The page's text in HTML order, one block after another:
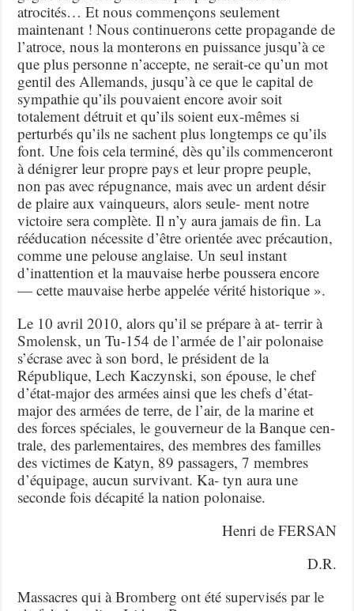
atrocités… Et nous commençons seulement
maintenant ! Nous continuerons cette propagande de
l’atroce, nous la monterons en puissance jusqu’à ce
que plus personne n’accepte, ne serait-ce qu’un mot
gentil des Allemands, jusqu’à ce que le capital de
sympathie qu’ils pouvaient encore avoir soit
totalement détruit et qu’ils soient eux-mêmes si
perturbés qu’ils ne sachent plus longtemps ce qu’ils
font. Une fois cela terminé, dès qu’ils commenceront
à dénigrer leur propre pays et leur propre peuple,
non pas avec répugnance, mais avec un ardent désir
de plaire aux vainqueurs, alors seule- ment notre
victoire sera complète. Il n’y aura jamais de fin. La
rééducation nécessite d’être orientée avec précaution,
comme une pelouse anglaise. Un seul instant
d’inattention et la mauvaise herbe poussera encore
— cette mauvaise herbe appelée vérité historique ».
Le 10 avril 2010, alors qu’il se prépare à at- terrir à
Smolensk, un Tu-154 de l’armée de l’air polonaise
s’écrase avec à son bord, le président de la
République, Lech Kaczynski, son épouse, le chef
d’état-major des armées ainsi que les chefs d’état-
major des armées de terre, de l’air, de la marine et
des forces spéciales, le gouverneur de la Banque cen-
trale, des parlementaires, des membres des familles
des victimes de Katyn, 89 passagers, 7 membres
d’équipage, aucun survivant. Ka- tyn aura une
seconde fois décapité la nation polonaise.
Henri de FERSAN
D.R.
Massacres qui à Bromberg ont été supervisés par le